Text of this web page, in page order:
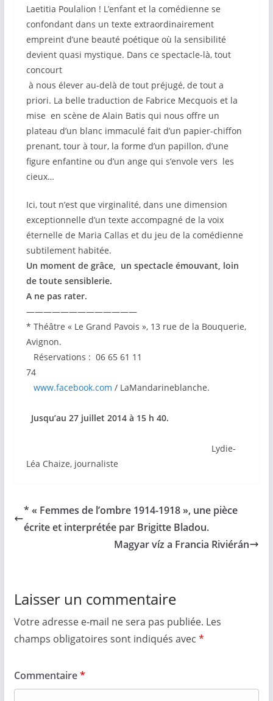
Laetitia Poulalion ! L’enfant et la comédienne se
confondant dans un texte extraordinairement
empreint d’une beauté poétique où la sensibilité
devient quasi mystique. Dans ce spectacle-là, tout
concourt
à nous élever au-delà de tout préjugé, de tout a
priori. La belle traduction de Fabrice Mecquois et la
mise en scène de Alain Batis qui nous offre un
plateau d’un blanc immaculé fait d’un papier-chiffon
prenant, tour à tour, la forme d’un papillon, d’une
figure enfantine ou d’un ange qui s’envole vers les
cieux…
Ici, tout n’est que virginalité, dans une dimension
exceptionnelle d’un texte accompagné de la voix
éternelle de Maria Callas et du jeu de la comédienne
subtilement habitée.
Un moment de grâce, un spectacle émouvant, loin
de toute sensiblerie.
A ne pas rater.
—————————————
* Théâtre « Le Grand Pavois », 13 rue de la Bouquerie,
Avignon.
Réservations : 06 65 61 11
74
www.facebook.com / LaMandarineblanche.
Jusqu’au 27 juillet 2014 à 15 h 40.
Lydie-
Léa Chaize, journaliste
* « Femmes de l’ombre 1914-1918 », une pièce
écrite et interprétée par Brigitte Bladou.
Magyar víz a Francia Riviérán
Laisser un commentaire
Votre adresse e-mail ne sera pas publiée. Les
champs obligatoires sont indiqués avec *
Commentaire*